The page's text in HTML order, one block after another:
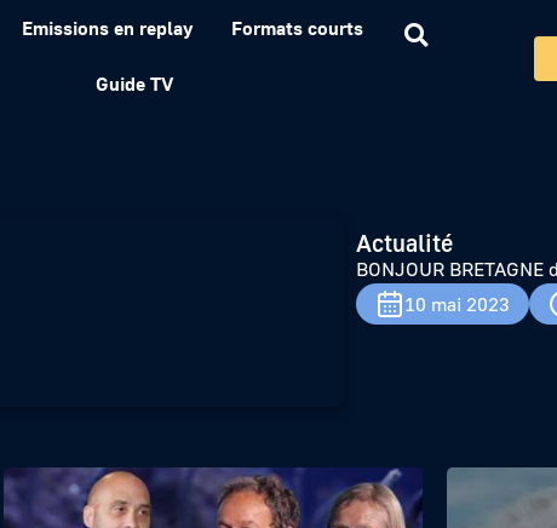
Emissions en replay Formats courts
Guide TV
du 10 mai
Actualité
BONJOUR BRETAGNE
10 mai 2023